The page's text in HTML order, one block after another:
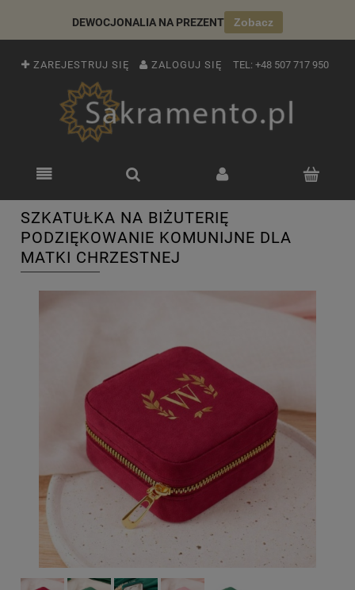
DEWOCJONALIA NA PREZENT Zobacz
ZAREJESTRUJ SIĘ ZALOGUJ SIĘ TEL: +48 507 717 950
SZKATUŁKA NA BIŻUTERIĘ
PODZIĘKOWANIE KOMUNIJNE DLA
MATKI CHRZESTNEJ